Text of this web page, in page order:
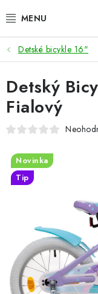
na
BICYKLE
ZÁHRADA
DOMÁCNOSŤ
DETSKÉ POSTELE
DETSKÝ TOVAR
AKCIOVÝ TOVAR
GALÉRIA OD
Detské bicykle 16"
Detský
Fialový
Novinka
Tip